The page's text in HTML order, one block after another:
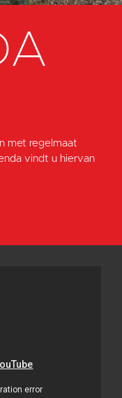
met regelmaat
vindt u hiervan